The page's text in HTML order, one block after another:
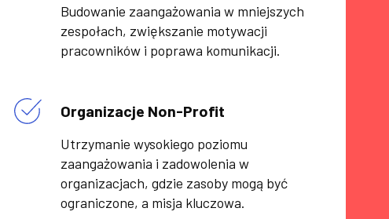
Budowanie zaangażowania w mniejszych
zespołach, zwiększanie motywacji
pracowników i poprawa komunikacji.
Organizacje Non-Profit
Utrzymanie wysokiego poziomu
zaangażowania i zadowolenia w
organizacjach, gdzie zasoby mogą być
ograniczone, a misja kluczowa.